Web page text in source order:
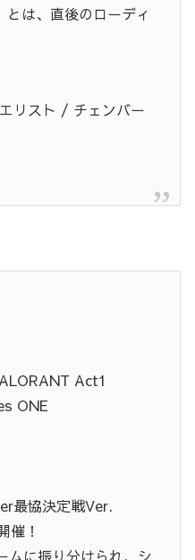
は、直後のローディ
リスト / チェンバー
Act1
ONE
最協決定戦Ver.
催！
ムに振り分けられ、シ